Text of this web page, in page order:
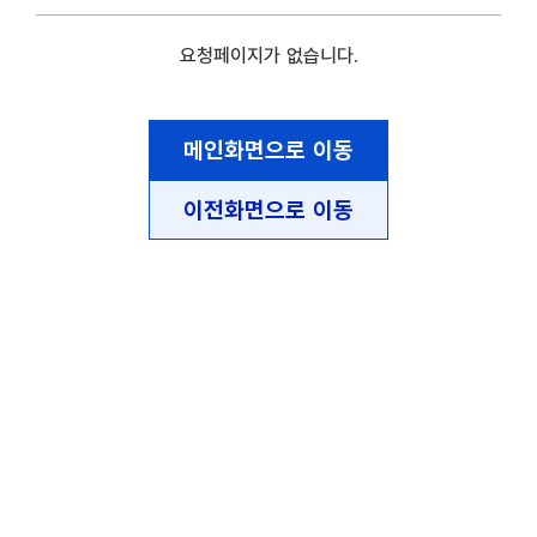
요청페이지가 없습니다.
메인화면으로 이동
이전화면으로 이동